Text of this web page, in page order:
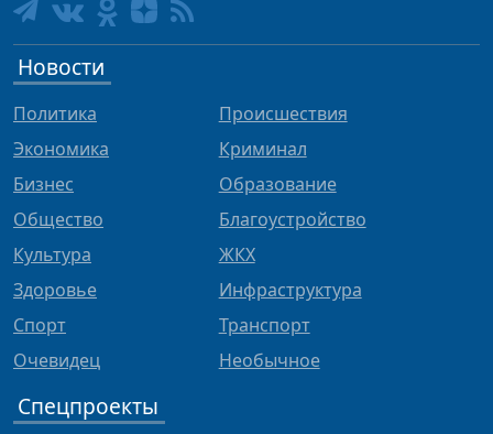
Новости
Политика
Экономика
Бизнес
Общество
Культура
Здоровье
Спорт
Очевидец
Происшествия
Криминал
Образование
Благоустройство
ЖКХ
Инфраструктура
Транспорт
Необычное
Спецпроекты